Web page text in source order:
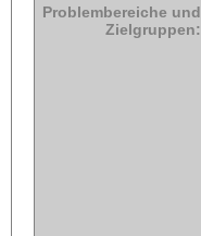
Problembereiche und
Zielgruppen: